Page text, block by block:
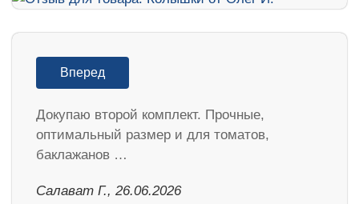
Вперед
Докупаю второй комплект. Прочные,
оптимальный размер и для томатов,
баклажанов …
Салават Г., 26.06.2026